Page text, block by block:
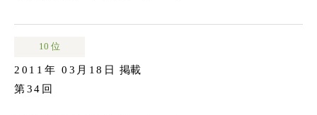
10 位
2011年 03月18日
掲載
第34回